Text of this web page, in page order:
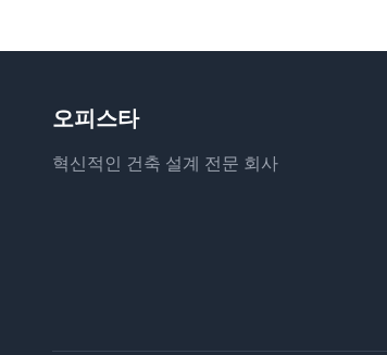
오피스타
혁신적인 건축 설계 전문 회사